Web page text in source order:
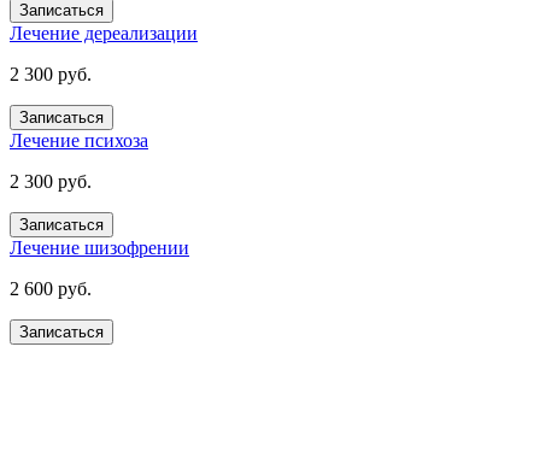
Записаться
Лечение дереализации
2 300 руб.
Записаться
Лечение психоза
2 300 руб.
Записаться
Лечение шизофрении
2 600 руб.
Записаться